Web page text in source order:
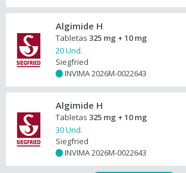
Algimide H
Tabletas 325 mg + 10 mg
20 Und.
Siegfried
INVIMA 2026M-0022643
Algimide H
Tabletas 325 mg + 10 mg
30 Und.
Siegfried
INVIMA 2026M-0022643